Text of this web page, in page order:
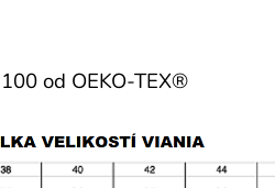
od OEKO-TEX®